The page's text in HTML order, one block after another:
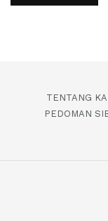
TENTANG
PEDOMAN